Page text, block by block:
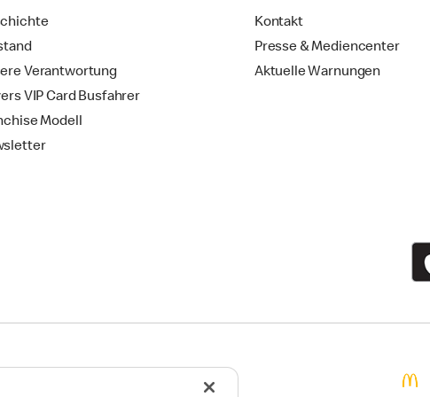
Verantwortung
VIP Card Busfahrer
Modell
Kontakt
Presse & Mediencenter
Aktuelle Warnungen